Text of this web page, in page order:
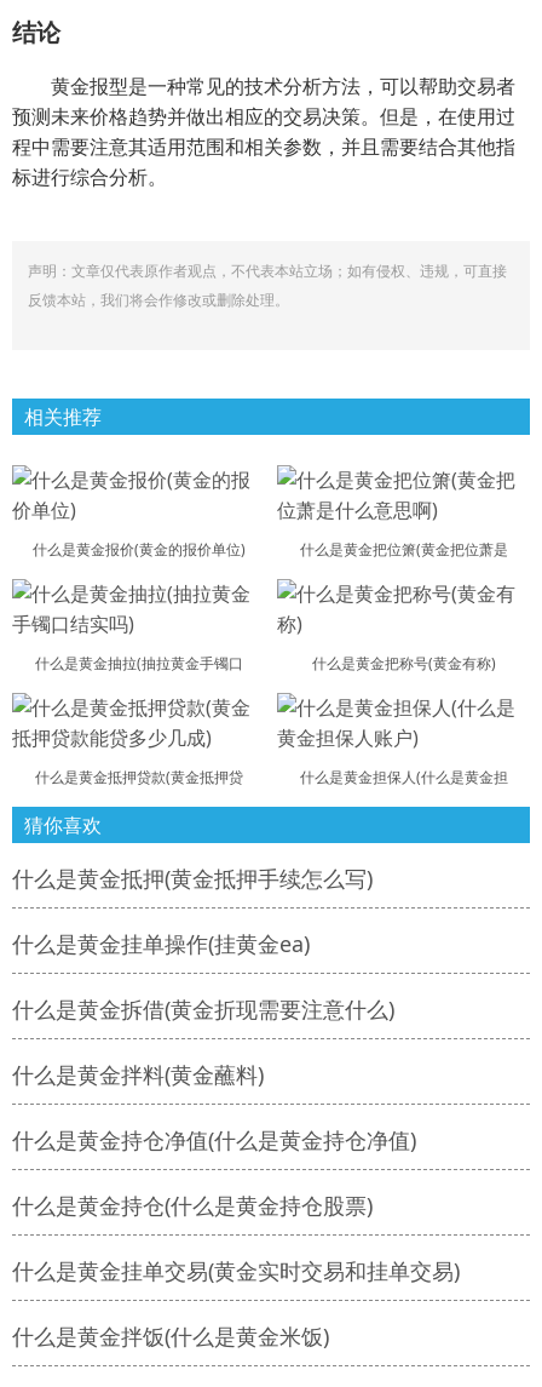
结论
黄金报型是一种常见的技术分析方法，可以帮助交易者
预测未来价格趋势并做出相应的交易决策。但是，在使用过
程中需要注意其适用范围和相关参数，并且需要结合其他指
标进行综合分析。
声明：文章仅代表原作者观点，不代表本站立场；如有侵权、违规，可直接
反馈本站，我们将会作修改或删除处理。
相关推荐
什么是黄金报价(黄金的报价单位) 什么是黄金把位箫(黄金把位萧是
什么是黄金抽拉(抽拉黄金手镯口 什么是黄金把称号(黄金有称)
什么是黄金抵押贷款(黄金抵押贷 什么是黄金担保人(什么是黄金担
猜你喜欢
什么是黄金抵押(黄金抵押手续怎么写)
什么是黄金挂单操作(挂黄金ea)
什么是黄金拆借(黄金折现需要注意什么)
什么是黄金拌料(黄金蘸料)
什么是黄金持仓净值(什么是黄金持仓净值)
什么是黄金持仓(什么是黄金持仓股票)
什么是黄金挂单交易(黄金实时交易和挂单交易)
什么是黄金拌饭(什么是黄金米饭)